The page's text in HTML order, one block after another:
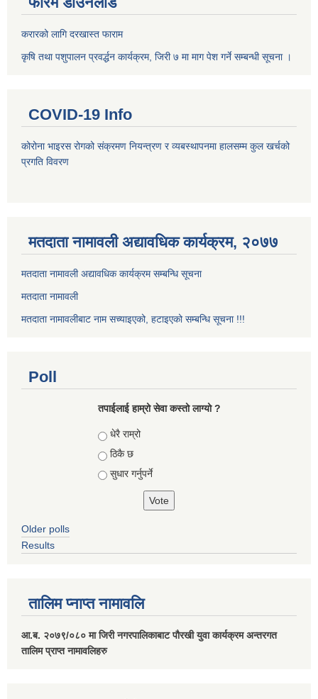
करारको लागि दरखास्त फाराम
कृषि तथा पशुपालन प्रवर्द्धन कार्यक्रम, जिरी ७ मा माग पेश गर्ने सम्बन्धी सूचना ।
COVID-19 Info
कोरोना भाइरस रोगको संक्रमण नियन्त्रण र व्यबस्थापनमा हालसम्म कुल खर्चको
प्रगति विवरण
मतदाता नामावली अद्यावधिक कार्यक्रम, २०७७
मतदाता नामावली अद्यावधिक कार्यक्रम सम्बन्धि सूचना
मतदाता नामावली
मतदाता नामावलीबाट नाम सच्याइएको, हटाइएको सम्बन्धि सूचना !!!
Poll
तपाईलाई हाम्रो सेवा कस्तो लाग्यो ?
Choices
धेरै राम्रो
ठिकै छ
सुधार गर्नुपर्ने
Older polls
Results
तालिम प्नाप्त नामावलि
आ.ब. २०७९/०८० मा जिरी नगरपालिकाबाट पौरखी युवा कार्यक्रम अन्तरगत
तालिम प्राप्त नामावलिहरु